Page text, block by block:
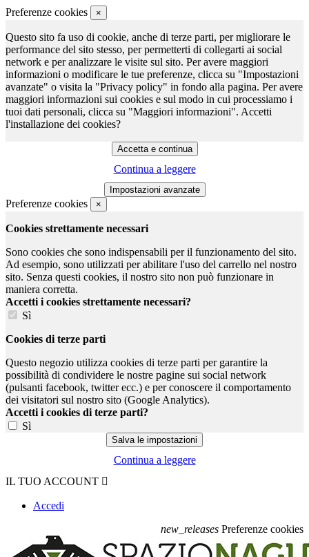
Preferenze cookies ×
Questo sito fa uso di cookie, anche di terze parti, per migliorare le
performance del sito stesso, per permetterti di collegarti ai social
network e per analizzare le visite sul sito. Per avere maggiori
informazioni o modificare le tue preferenze, clicca su "Impostazioni
avanzate" o visita la "Privacy policy" in fondo alla pagina. Per avere
maggiori informazioni sui cookies e sul modo in cui processiamo i
tuoi dati personali, clicca su "Maggiori informazioni". Accetti
l'installazione dei cookies?
Continua a leggere
Preferenze cookies ×
Cookies strettamente necessari
Sono cookies che sono indispensabili per il funzionamento del sito.
Ad esempio, sono utilizzati per abilitare l'uso del carrello nel nostro
sito. Senza questi cookies, il nostro sito non può funzionare in
maniera corretta.
Accetti i cookies strettamente necessari?
Sì
Cookies di terze parti
Questo negozio utilizza cookies di terze parti per garantire la
possibilità di condividere le nostre pagine sui social network
(pulsanti facebook, twitter ecc.) e per conoscere il comportamento
dei visitatori sul nostro sito (Google Analytics).
Accetti i cookies di terze parti?
Sì
Continua a leggere
IL TUO ACCOUNT 
Accedi
new_releases Preferenze cookies